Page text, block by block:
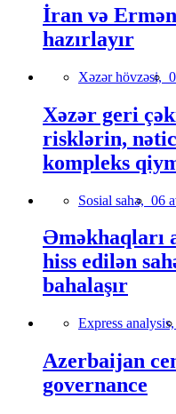
İran və
hazırlayır
Xəzər hövzəsi,
Xəzər geri
risklərin,
kompleks
Sosial sahə, 06
Əməkhaqları
hiss edilən
bahalaşır
Express analysis,
Azerbaijan
governance